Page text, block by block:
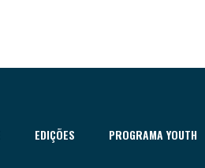
EDIÇÕES PROGRAMA YOUTH